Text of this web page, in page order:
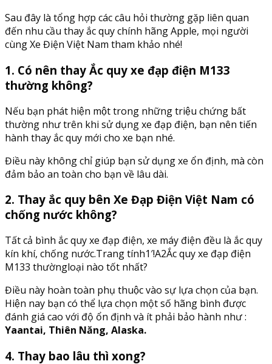
Sau đây là tổng hợp các câu hỏi thường gặp liên quan
đến nhu cầu thay ắc quy chính hãng Apple, mọi người
cùng Xe Điện Việt Nam tham khảo nhé!
1. Có nên thay Ắc quy xe đạp điện M133
thường không?
Nếu bạn phát hiện một trong những triệu chứng bất
thường như trên khi sử dụng xe đạp điện, bạn nên tiến
hành thay ắc quy mới cho xe bạn nhé.
Điều này không chỉ giúp bạn sử dụng xe ổn định, mà còn
đảm bảo an toàn cho bạn về lâu dài.
2. Thay ắc quy bên Xe Đạp Điện Việt Nam có
chống nước không?
Tất cả bình ắc quy xe đạp điện, xe máy điện đều là ắc quy
kín khí, chống nước.Trang tính1′!A2Ắc quy xe đạp điện
M133 thườngloại nào tốt nhất?
Điều này hoàn toàn phụ thuộc vào sự lựa chọn của bạn.
Hiện nay bạn có thể lựa chọn một số hãng bình được
đánh giá cao với độ ổn định và ít phải bảo hành như :
Yaantai, Thiên Năng, Alaska.
4. Thay bao lâu thì xong?